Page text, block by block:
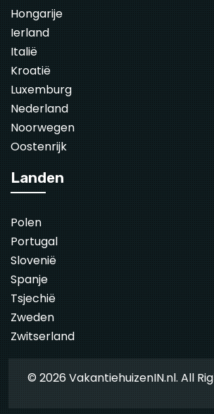
Hongarije
Ierland
Italië
Kroatië
Luxemburg
Nederland
Noorwegen
Oostenrijk
Landen
Polen
Portugal
Slovenië
Spanje
Tsjechië
Zweden
Zwitserland
© 2026 VakantiehuizenIN.nl. All